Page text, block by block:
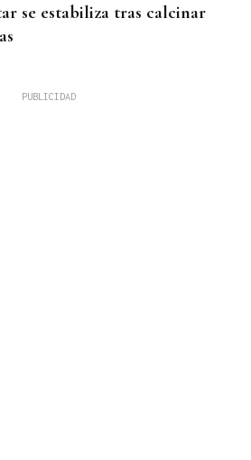
se estabiliza tras calcinar